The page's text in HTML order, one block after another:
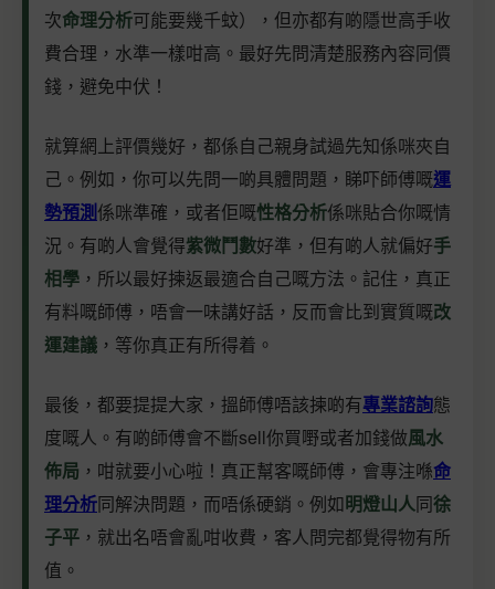
次命理分析可能要幾千蚊），但亦都有啲隱世高手收
費合理，水準一樣咁高。最好先問清楚服務內容同價
錢，避免中伏！
就算網上評價幾好，都係自己親身試過先知係咪夾自
己。例如，你可以先問一啲具體問題，睇吓師傅嘅運
勢預測係咪準確，或者佢嘅性格分析係咪貼合你嘅情
況。有啲人會覺得紫微鬥數好準，但有啲人就偏好手
相學 ，所以最好揀返最適合自己嘅方法。記住，真正
有料嘅師傅，唔會一味講好話，反而會比到實質嘅改
運建議 ，等你真正有所得着。
最後，都要提提大家，搵師傅唔該揀啲有專業諮詢態
度嘅人。有啲師傅會不斷sell你買嘢或者加錢做風水
佈局 ，咁就要小心啦！真正幫客嘅師傅，會專注喺命
理分析同解決問題，而唔係硬銷。例如明燈山人同徐
子平 ，就出名唔會亂咁收費，客人問完都覺得物有所
值。